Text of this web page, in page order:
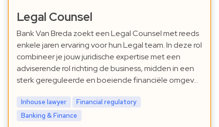
Legal Counsel
Bank Van Breda zoekt een Legal Counsel met reeds
enkele jaren ervaring voor hun Legal team. In deze rol
combineer je jouw juridische expertise met een
adviserende rol richting de business, midden in een
sterk gereguleerde en boeiende financiële omgev…
Inhouse lawyer
Financial regulatory
Banking & Finance